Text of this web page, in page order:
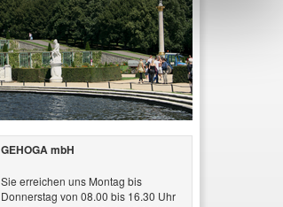
GEHOGA mbH
Sie erreichen uns Montag bis
Donnerstag von 08.00 bis 16.30 Uhr